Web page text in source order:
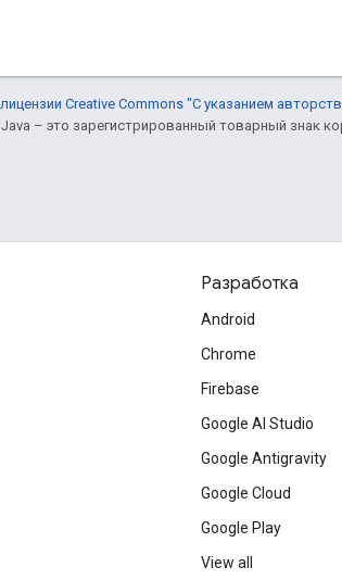
лицензии Creative Commons "С указанием
. Java – это зарегистрированный товарный знак
Разработка
Android
Chrome
Firebase
Google AI Studio
Google Antigravity
Google Cloud
Google Play
View all